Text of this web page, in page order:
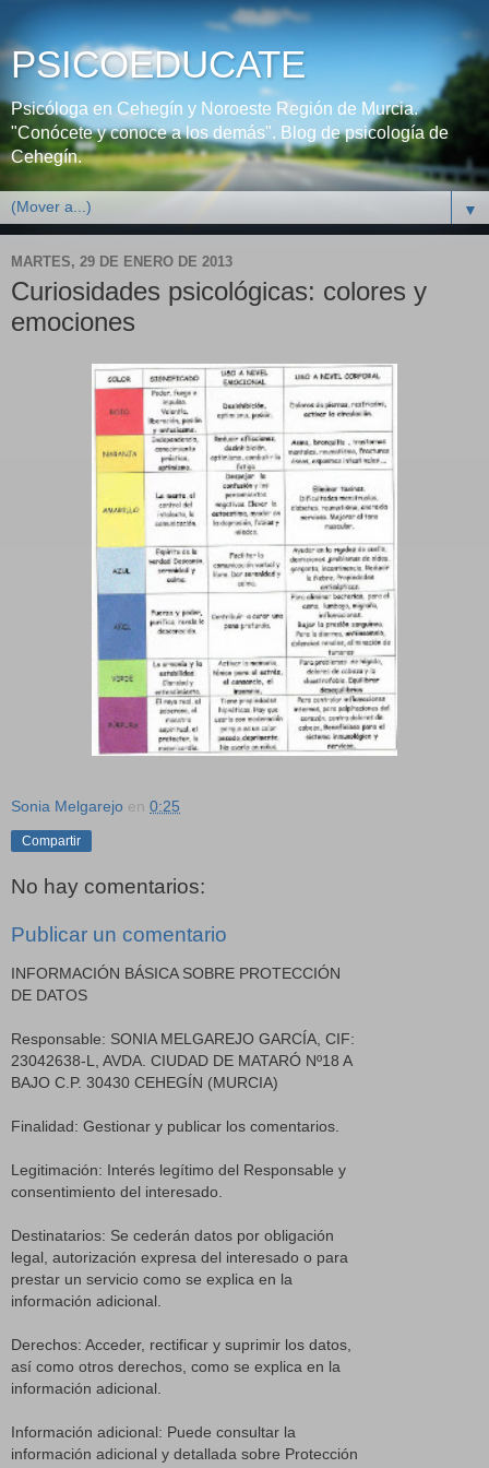
PSICOEDUCATE
Psicóloga en Cehegín y Noroeste Región de Murcia.
"Conócete y conoce a los demás". Blog de psicología de
Cehegín.
▼
MARTES, 29 DE ENERO DE 2013
Curiosidades psicológicas: colores y
emociones
Sonia Melgarejo en 0:25
Compartir
No hay comentarios:
Publicar un comentario
INFORMACIÓN BÁSICA SOBRE PROTECCIÓN
DE DATOS
Responsable: SONIA MELGAREJO GARCÍA, CIF:
23042638-L, AVDA. CIUDAD DE MATARÓ Nº18 A
BAJO C.P. 30430 CEHEGÍN (MURCIA)
Finalidad: Gestionar y publicar los comentarios.
Legitimación: Interés legítimo del Responsable y
consentimiento del interesado.
Destinatarios: Se cederán datos por obligación
legal, autorización expresa del interesado o para
prestar un servicio como se explica en la
información adicional.
Derechos: Acceder, rectificar y suprimir los datos,
así como otros derechos, como se explica en la
información adicional.
Información adicional: Puede consultar la
información adicional y detallada sobre Protección